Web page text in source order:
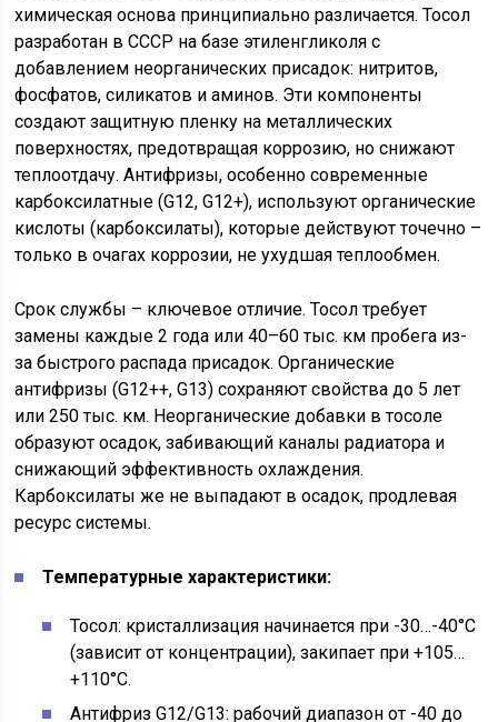
химическая основа принципиально различается. Тосол
разработан в СССР на базе этиленгликоля с
добавлением неорганических присадок: нитритов,
фосфатов, силикатов и аминов. Эти компоненты
создают защитную пленку на металлических
поверхностях, предотвращая коррозию, но снижают
теплоотдачу. Антифризы, особенно современные
карбоксилатные (G12, G12+), используют органические
кислоты (карбоксилаты), которые действуют точечно –
только в очагах коррозии, не ухудшая теплообмен.
Срок службы – ключевое отличие. Тосол требует
замены каждые 2 года или 40–60 тыс. км пробега из-
за быстрого распада присадок. Органические
антифризы (G12++, G13) сохраняют свойства до 5 лет
или 250 тыс. км. Неорганические добавки в тосоле
образуют осадок, забивающий каналы радиатора и
снижающий эффективность охлаждения.
Карбоксилаты же не выпадают в осадок, продлевая
ресурс системы.
Температурные характеристики:
Тосол: кристаллизация начинается при -30…-40°C
(зависит от концентрации), закипает при +105…
+110°C.
Антифриз G12/G13: рабочий диапазон от -40 до